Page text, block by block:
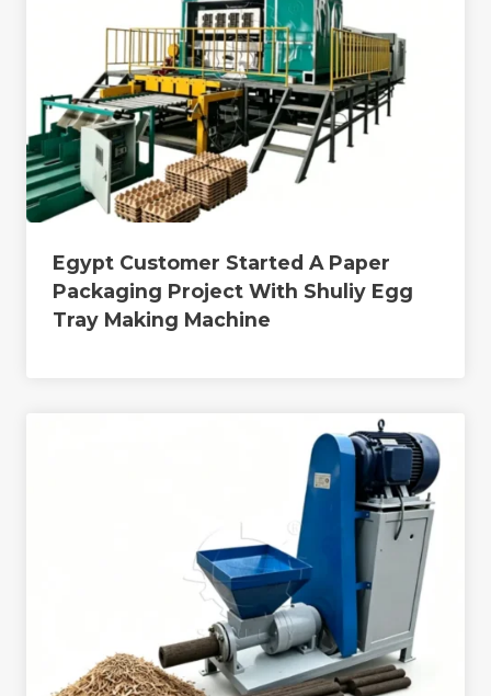
Egypt Customer Started A Paper
Packaging Project With Shuliy Egg
Tray Making Machine